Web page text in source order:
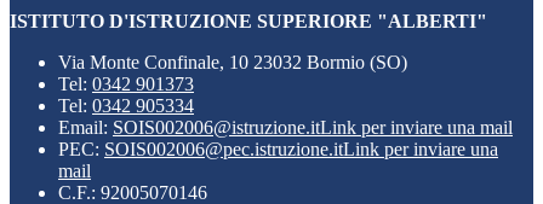
ISTITUTO D'ISTRUZIONE SUPERIORE "ALBERTI"
Via Monte Confinale, 10 23032 Bormio (SO)
Tel: 0342 901373
Tel: 0342 905334
Email: SOIS002006@istruzione.itLink per inviare una mail
PEC: SOIS002006@pec.istruzione.itLink per inviare una
mail
C.F.: 92005070146